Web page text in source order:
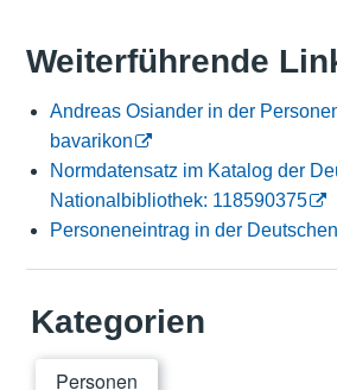
Weiterführende
Andreas Osiander in der
bavarikon
Normdatensatz im Katalog der
Nationalbibliothek: 118590375
Personeneintrag in der
Kategorien
Personen